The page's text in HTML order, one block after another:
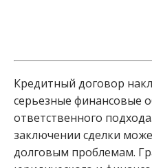
Кредитный договор
серьезные финансовые
ответственного
заключении сделки
долговым проблемам.